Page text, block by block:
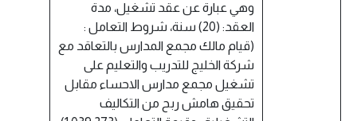
وهي عبارة عن عقد تشغيل، مدة
العقد: (20) سنة، شروط التعامل :
(قيام مالك مجمع المدارس بالتعاقد مع
شركة الخليج للتدريب والتعليم على
تشغيل مجمع مدارس الاحساء مقابل
تحقيق هامش ربح من التكاليف